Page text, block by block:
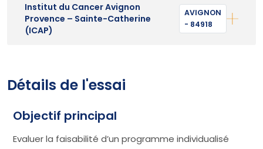
Institut du Cancer Avignon
Provence – Sainte-Catherine
(ICAP)
AVIGNON
- 84918
Détails de l'essai
Objectif principal
Evaluer la faisabilité d’un programme individualisé